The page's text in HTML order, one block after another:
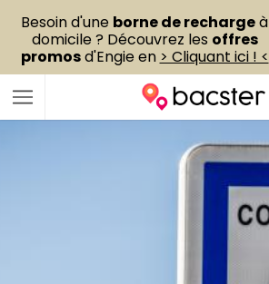
Besoin d'une borne de rechargeà
domicile ? Découvrez les offres
promosd'Engie en > Cliquant ici ! <